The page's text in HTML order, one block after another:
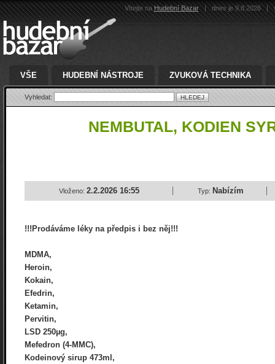
Vítejte naHudební Bazar | dnes je 9.8.2026 |
VŠE HUDEBNÍ NÁSTROJE ZVUKOVÁ TECHNIKA
Vyhledat:
NEMBUTAL, KODIEN
Vloženo: 2.2.2026 16:55 Typ: Nabízím
!!!Prodáváme léky na předpis i bez něj!!!
MDMA,
Heroin,
Kokain,
Efedrin,
Ketamin,
Pervitin,
LSD 250µg,
Mefedron (4-MMC),
Kodeinový sirup 473ml,